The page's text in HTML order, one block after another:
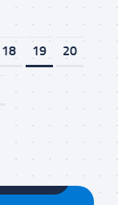
18 19 20